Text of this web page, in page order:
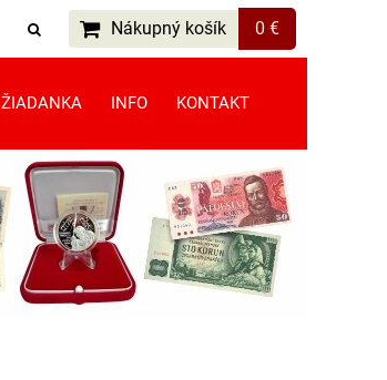
Nákupný košík 0 €
ŽIADANKA INFO KONTAKT